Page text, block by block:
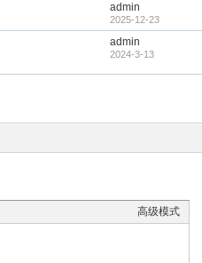
admin
2025-12-23
admin
2024-3-13
高级模式